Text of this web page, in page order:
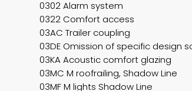
0302 Alarm system
0322 Comfort access
03AC Trailer coupling
03DE Omission of specific design
03KA Acoustic comfort glazing
03MC M roofrailing, Shadow Line
03MF M lights Shadow Line